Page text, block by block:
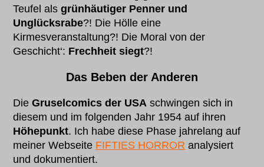
Teufel alsgrünhäutiger Penner und
Unglücksrabe?! Die Hölle eine
Kirmesveranstaltung?! Die Moral von der
Geschicht‘: Frechheit siegt?!
Das Beben der Anderen
DieGruselcomics der USA schwingen sich in
diesem und im folgenden Jahr 1954 auf ihren
Höhepunkt. Ich habe diese Phase jahrelang auf
meiner Webseite FIFTIES HORROR analysiert
und dokumentiert.